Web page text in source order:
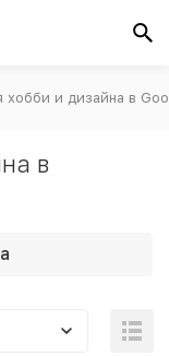
хобби и дизайна в
в